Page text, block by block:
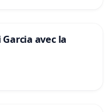
avec la